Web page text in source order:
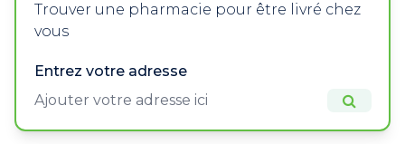
Trouver une pharmacie pour être livré chez
vous
Entrez votre adresse